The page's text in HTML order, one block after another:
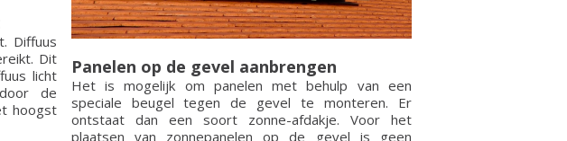
Diffuus
Dit
licht
de
hoogst
Panelen op de gevel aanbrengen
Het is mogelijk om panelen met behulp van een
speciale beugel tegen de gevel te monteren. Er
ontstaat dan een soort zonne-afdakje. Voor het
plaatsen van zonnepanelen op de gevel is geen